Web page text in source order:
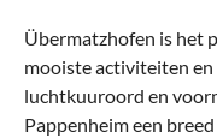
Übermatzhofen is het
mooiste activiteiten
luchtkuuroord en
Pappenheim een